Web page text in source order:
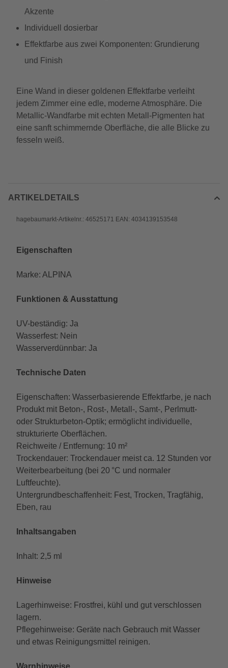
Akzente
Individuell dosierbar
Effektfarbe aus zwei Komponenten: Grundierung
und Finish
Eine Wand in dieser goldenen Effektfarbe verleiht
jedem Zimmer eine edle, moderne Atmosphäre. Die
Metallic-Wandfarbe mit echten Metall-Pigmenten hat
eine sanft schimmernde Oberfläche, die alle Blicke zu
fesseln weiß.
ARTIKELDETAILS
hagebaumarkt-Artikelnr.: 46525171 EAN: 4034139153548
Eigenschaften
Marke: ALPINA
Funktionen & Ausstattung
UV-beständig: Ja
Wasserfest: Nein
Wasserverdünnbar: Ja
Technische Daten
Eigenschaften: Wasserbasierende Effektfarbe, je nach
Produkt mit Beton-, Rost-, Metall-, Samt-, Perlmutt-
oder Strukturbeton-Optik; ermöglicht individuelle,
strukturierte Oberflächen.
Reichweite / Entfernung: 10 m²
Trockendauer: Trockendauer meist ca. 12 Stunden vor
Weiterbearbeitung (bei 20 °C und normaler
Luftfeuchte).
Untergrundbeschaffenheit: Fest, Trocken, Tragfähig,
Eben, rau
Inhaltsangaben
Inhalt: 2,5 ml
Hinweise
Lagerhinweise: Frostfrei, kühl und gut verschlossen
lagern.
Pflegehinweise: Geräte nach Gebrauch mit Wasser
und etwas Reinigungsmittel reinigen.
Warnhinweise